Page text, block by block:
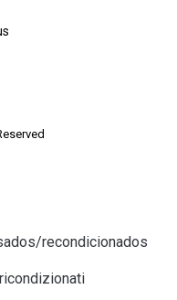
recondicionados